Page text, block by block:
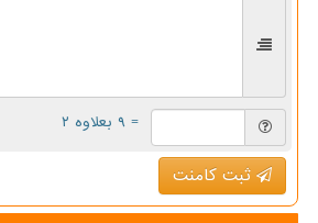
= ۹ بعلاوه ۲
ثبت کامنت